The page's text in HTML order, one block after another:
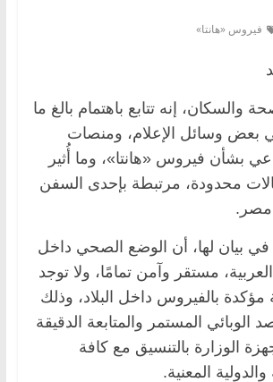
فيروس «هانتا»
والسكان، إنه تتابع باهتمام بالغ ما
بعض وسائل الإعلام، ومنصات
بشأن فيروس «هانتا»، وما أُثير
محدودة، مرتبطة بإحدى السفن
مصر.
في بيان لها، أن الوضع الصحي داخل
مستقر وآمن تمامًا، ولا توجد
مؤكدة بالفيروس داخل البلاد، وذلك
الوبائي المستمر والمتابعة الدقيقة
الوزارة بالتنسيق مع كافة
المعنية.